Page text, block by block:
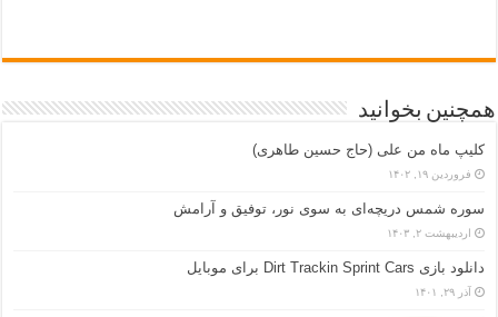
همچنین بخوانید
کلیپ ماه من علی (حاج حسین طاهری)
فروردین ۱۹, ۱۴۰۲
سوره شمس دریچه‌ای به سوی نور، توفیق و آرامش
اردیبهشت ۲, ۱۴۰۳
دانلود بازی Dirt Trackin Sprint Cars برای موبایل
آذر ۲۹, ۱۴۰۱